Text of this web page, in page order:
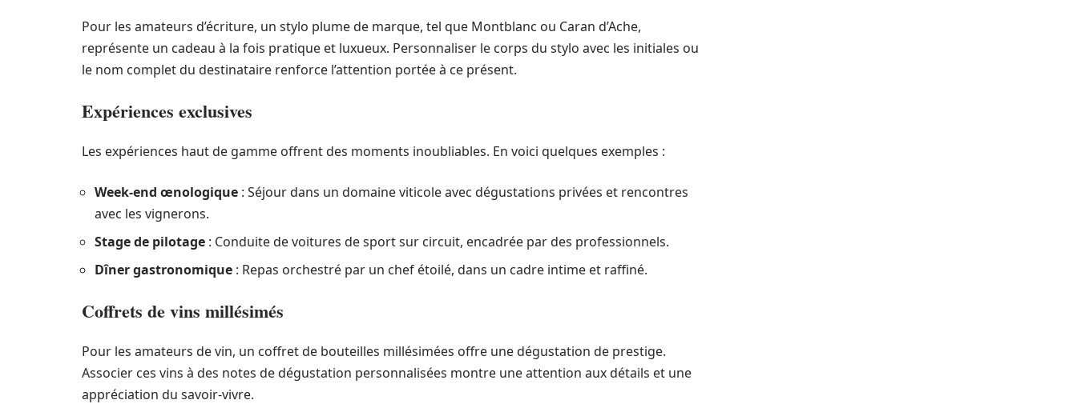
Pour les amateurs d’écriture, un stylo plume de marque, tel que Montblanc ou Caran d’Ache,
représente un cadeau à la fois pratique et luxueux. Personnaliser le corps du stylo avec les initiales ou
le nom complet du destinataire renforce l’attention portée à ce présent.
Expériences exclusives
Les expériences haut de gamme offrent des moments inoubliables. En voici quelques exemples :
Week-end œnologique : Séjour dans un domaine viticole avec dégustations privées et rencontres
avec les vignerons.
Stage de pilotage : Conduite de voitures de sport sur circuit, encadrée par des professionnels.
Dîner gastronomique : Repas orchestré par un chef étoilé, dans un cadre intime et raffiné.
Coffrets de vins millésimés
Pour les amateurs de vin, un coffret de bouteilles millésimées offre une dégustation de prestige.
Associer ces vins à des notes de dégustation personnalisées montre une attention aux détails et une
appréciation du savoir-vivre.